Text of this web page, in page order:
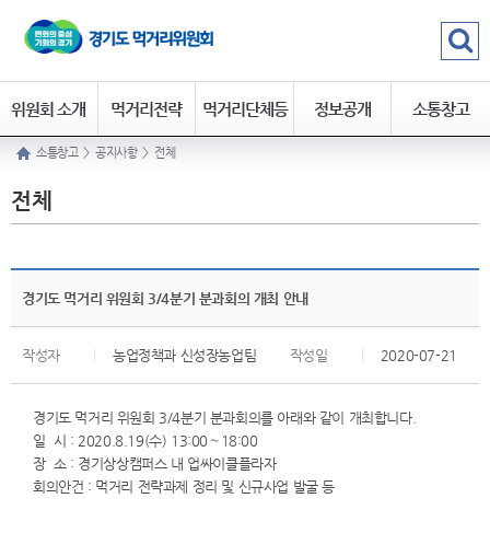
소통창고
정보공개
먹거리단체등
먹거리전략
위원회 소개
소통창고 > 공지사항 > 전체
전체
경기도 먹거리 위원회 3/4분기 분과회의 개최 안내
작성자 농업정책과 신성장농업팀 작성일 2020-07-21
경기도 먹거리 위원회 3/4분기 분과회의를 아래와 같이 개최합니다.
일 시 : 2020.8.19(수) 13:00∼18:00
장 소 : 경기상상캠퍼스 내 업싸이클플라자
회의안건 : 먹거리 전략과제 정리 및 신규사업 발굴 등